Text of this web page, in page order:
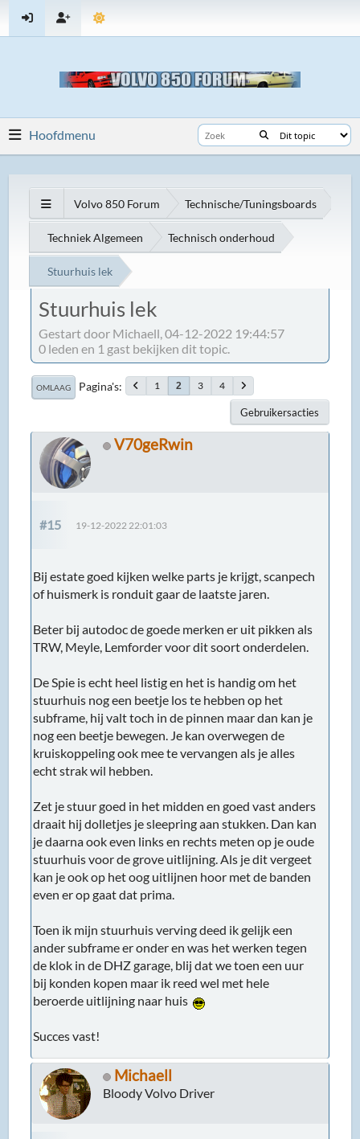
Hoofdmenu
Volvo 850 Forum Technische/Tuningsboards
Techniek Algemeen Technisch onderhoud
Stuurhuis lek
Stuurhuis lek
Gestart door Michaell, 04-12-2022 19:44:57
0 leden en 1 gast bekijken dit topic.
OMLAAG Pagina's 1 2 3 4
Gebruikersacties
V70geRwin
#15 19-12-2022 22:01:03
Bij estate goed kijken welke parts je krijgt, scanpech
of huismerk is ronduit gaar de laatste jaren.
Beter bij autodoc de goede merken er uit pikken als
TRW, Meyle, Lemforder voor dit soort onderdelen.
De Spie is echt heel listig en het is handig om het
stuurhuis nog een beetje los te hebben op het
subframe, hij valt toch in de pinnen maar dan kan je
nog een beetje bewegen. Je kan overwegen de
kruiskoppeling ook mee te vervangen als je alles
echt strak wil hebben.
Zet je stuur goed in het midden en goed vast anders
draait hij dolletjes je sleepring aan stukken. Dan kan
je daarna ook even links en rechts meten op je oude
stuurhuis voor de grove uitlijning. Als je dit vergeet
kan je ook op het oog uitlijnen hoor met de banden
even er op gaat dat prima.
Toen ik mijn stuurhuis verving deed ik gelijk een
ander subframe er onder en was het werken tegen
de klok in de DHZ garage, blij dat we toen een uur
bij konden kopen maar ik reed wel met hele
beroerde uitlijning naar huis
Succes vast!
Michaell
Bloody Volvo Driver